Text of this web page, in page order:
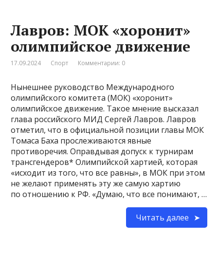
Лавров: МОК «хоронит»
олимпийское движение
17.09.2024 Спорт Комментарии: 0
Нынешнее руководство Международного
олимпийского комитета (МОК) «хоронит»
олимпийское движение. Такое мнение высказал
глава российского МИД Сергей Лавров. Лавров
отметил, что в официальной позиции главы МОК
Томаса Баха прослеживаются явные
противоречия. Оправдывая допуск к турнирам
трансгендеров* Олимпийской хартией, которая
«исходит из того, что все равны», в МОК при этом
не желают применять эту же самую хартию
по отношению к РФ. «Думаю, что все понимают, …
Читать далее